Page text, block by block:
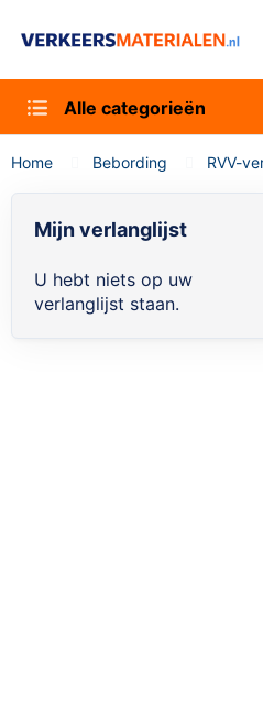
Alle categorieën
Home Bebording RVV-
Mijn verlanglijst
U hebt niets op uw
verlanglijst staan.